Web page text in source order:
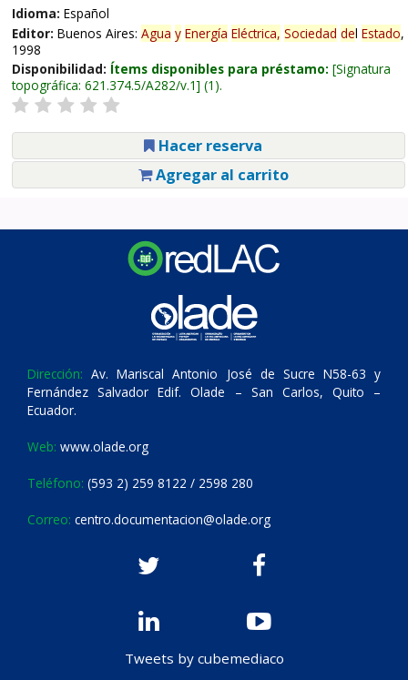
Idioma: Español
Editor: Buenos Aires: Agua y Energía Eléctrica, Sociedad del Estado,
1998
Disponibilidad: Ítems disponibles para préstamo: Signatura
topográfica: 621.374.5/A282/v.1 (1).
Hacer reserva
Agregar al carrito
Dirección: Av. Mariscal Antonio José de Sucre N58-63 y
Fernández Salvador Edif. Olade – San Carlos, Quito –
Ecuador.
Web: www.olade.org
Teléfono: (593 2) 259 8122 / 2598 280
Correo: centro.documentacion@olade.org
Tweets by cubemediaco